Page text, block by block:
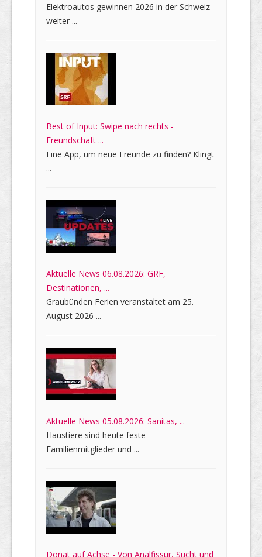
Elektroautos gewinnen 2026 in der Schweiz
weiter ...
Best of Input: Swipe nach rechts -
Freundschaft ...
Eine App, um neue Freunde zu finden? Klingt
...
Aktuelle News 06.08.2026: GRF,
Destinationen, ...
Graubünden Ferien veranstaltet am 25.
August 2026 ...
Aktuelle News 05.08.2026: Sanitas, ...
Haustiere sind heute feste
Familienmitglieder und ...
Donat auf Achse - Von Analfissur, Sucht und